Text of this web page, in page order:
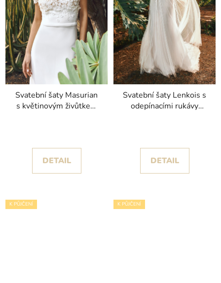
Svatební šaty Masurian
s květinovým živůtkem
DETAIL
Svatební šaty Lenkois s
odepínacími rukávy
DETAIL
K PŮJČENÍ K PŮJČENÍ